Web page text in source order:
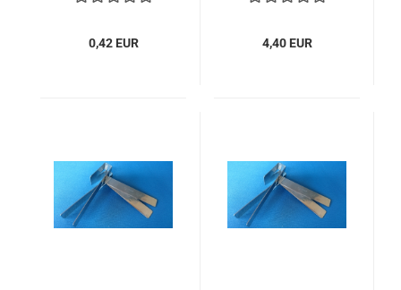
0,42 EUR 4,40 EUR